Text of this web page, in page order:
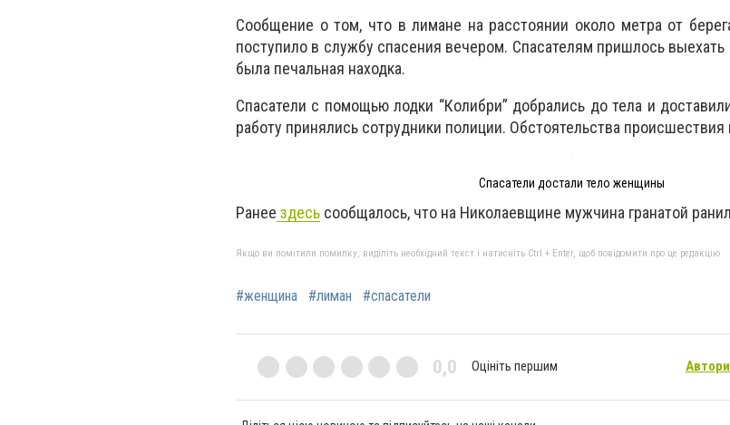
Сообщение о том, что в лимане на расстоянии около метра от
поступило в службу спасения вечером. Спасателям пришлось выехать
была печальная находка.
Спасатели с помощью лодки “Колибри” добрались до тела и
работу принялись сотрудники полиции. Обстоятельства
Спасатели достали тело женщины
Ранее здесь сообщалось, что на Николаевщине мужчина гранатой
Якщо ви помітили помилку, виділіть необхідний текст і натисніть Ctrl + Enter, щоб повідомити про це редакцію
#женщина #лиман #спасатели
0,0 Оцініть першим